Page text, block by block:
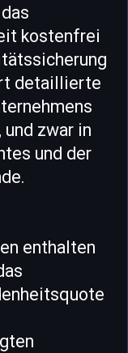
kostenfrei
detaillierte
zwar in
und der
enthalten